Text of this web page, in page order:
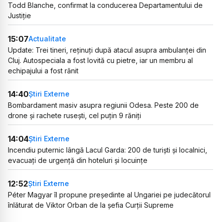
Todd Blanche, confirmat la conducerea Departamentului de
Justiție
15:07Actualitate
Update: Trei tineri, reținuți după atacul asupra ambulanței din
Cluj. Autospeciala a fost lovită cu pietre, iar un membru al
echipajului a fost rănit
14:40Știri Externe
Bombardament masiv asupra regiunii Odesa. Peste 200 de
drone și rachete rusești, cel puțin 9 răniți
14:04Știri Externe
Incendiu puternic lângă Lacul Garda: 200 de turiști și localnici,
evacuați de urgență din hoteluri și locuințe
12:52Știri Externe
Péter Magyar îl propune președinte al Ungariei pe judecătorul
înlăturat de Viktor Orban de la șefia Curții Supreme